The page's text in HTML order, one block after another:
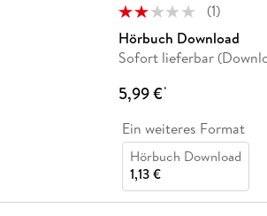
(1)
Hörbuch Download
Sofort lieferbar
5,99 €*
Ein weiteres Format
Hörbuch Download
1,13 €